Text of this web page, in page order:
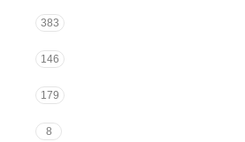
383
146
179
8